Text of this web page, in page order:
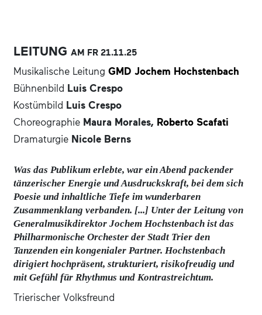
LEITUNGAM FR21.11.25
Musikalische Leitung GMD Jochem Hochstenbach
Bühnenbild Luis Crespo
Kostümbild Luis Crespo
Choreographie Maura Morales, Roberto Scafati
Dramaturgie Nicole Berns
Was das Publikum erlebte, war ein Abend packender
tänzerischer Energie und Ausdruckskraft, bei dem sich
Poesie und inhaltliche Tiefe im wunderbaren
Zusammenklang verbanden. [...] Unter der Leitung von
Generalmusikdirektor Jochem Hochstenbach ist das
Philharmonische Orchester der Stadt Trier den
Tanzenden ein kongenialer Partner. Hochstenbach
dirigiert hochpräsent, strukturiert, risikofreudig und
mit Gefühl für Rhythmus und Kontrastreichtum.
Trierischer Volksfreund